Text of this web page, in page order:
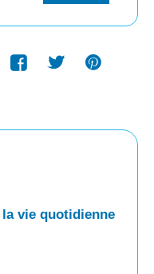
vie quotidienne